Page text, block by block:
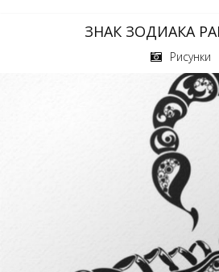
ЗНАК ЗОДИАКА
Рисунки